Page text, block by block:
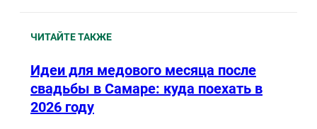
ЧИТАЙТЕ ТАКЖЕ
Идеи для медового месяца после
свадьбы в Самаре: куда поехать в
2026 году